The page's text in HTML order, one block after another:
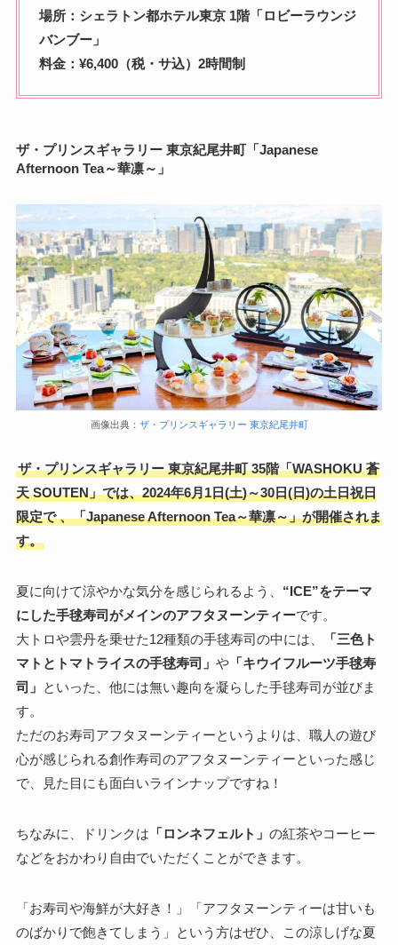
場所：シェラトン都ホテル東京 1階「ロビーラウンジ
バンブー」
料金：¥6,400（税・サ込）2時間制
ザ・プリンスギャラリー 東京紀尾井町「Japanese
Afternoon Tea～華凛～」
画像出典： ザ・プリンスギャラリー 東京紀尾井町
ザ・プリンスギャラリー 東京紀尾井町 35階「WASHOKU 蒼
天 SOUTEN」では、2024年6月1日(土)～30日(日)の土日祝日
限定で 、「Japanese Afternoon Tea～華凛～」が開催されま
す。
夏に向けて涼やかな気分を感じられるよう、 “ICE”をテーマ
にした手毬寿司がメインのアフタヌーンティーです。
大トロや雲丹を乗せた12種類の手毬寿司の中には、
「三色ト
マトとトマトライスの手毬寿司」 や「キウイフルーツ手毬寿
司」 といった、他には無い趣向を凝らした手毬寿司が並びま
す。
ただのお寿司アフタヌーンティーというよりは、職人の遊び
心が感じられる創作寿司のアフタヌーンティーといった感じ
で、見た目にも面白いラインナップですね！
ちなみに、ドリンクは 「ロンネフェルト」 の紅茶やコーヒー
などをおかわり自由でいただくことができます。
「お寿司や海鮮が大好き！」「アフタヌーンティーは甘いも
のばかりで飽きてしまう」という方はぜひ、この涼しげな夏